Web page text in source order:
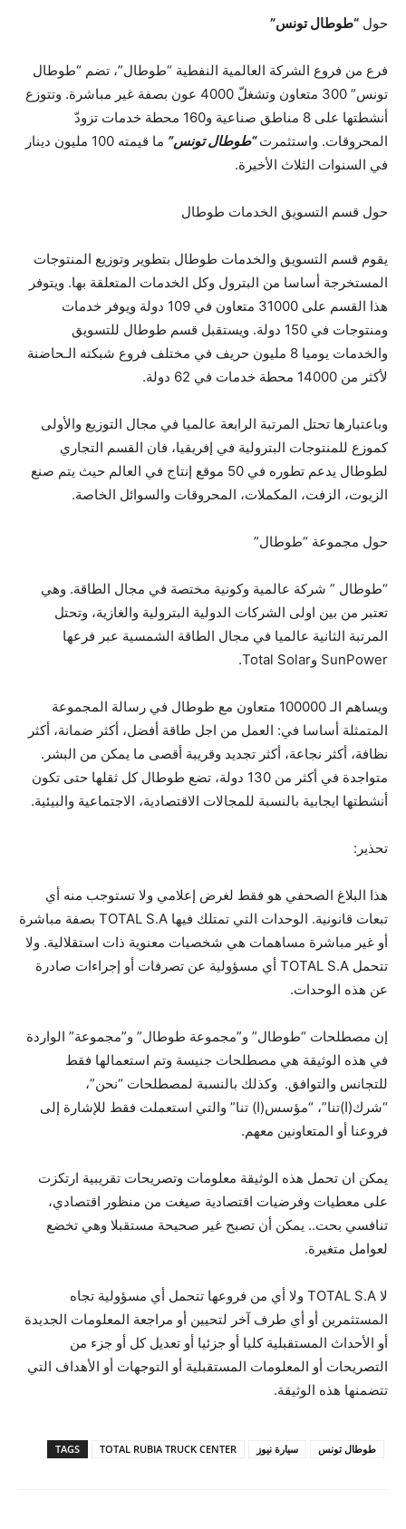
حول “طوطال تونس”
فرع من فروع الشركة العالمية النفطية “طوطال”، تضم “طوطال
تونس” 300 متعاون وتشغلّ 4000 عون بصفة غير مباشرة. وتتوزع
أنشطتها على 8 مناطق صناعية و160 محطة خدمات تزودّ
المحروقات. واستثمرت“طوطال تونس”
ما قيمته 100 مليون دينار
في السنوات الثلاث الأخيرة.
حول قسم التسويق الخدمات طوطال
يقوم قسم التسويق والخدمات طوطال بتطوير وتوزيع المنتوجات
المستخرجة أساسا من البترول وكل الخدمات المتعلقة بها. ويتوفر
هذا القسم على 31000 متعاون في 109 دولة ويوفر خدمات
ومنتوجات في 150 دولة. ويستقبل قسم طوطال للتسويق
والخدمات يوميا 8 مليون حريف في مختلف فروع شبكته الـحاضنة
لأكثر من 14000 محطة خدمات في 62 دولة.
وباعتبارها تحتل المرتبة الرابعة عالميا في مجال التوزيع والأولى
كموزع للمنتوجات البترولية في إفريقيا، فان القسم التجاري
لطوطال يدعم تطوره في 50 موقع إنتاج في العالم حيث يتم صنع
الزيوت، الزفت، المكملات، المحروقات والسوائل الخاصة.
حول مجموعة “طوطال”
“طوطال ” شركة عالمية وكونية مختصة في مجال الطاقة. وهي
تعتبر من بين اولى الشركات الدولية البترولية والغازية، وتحتل
المرتبة الثانية عالميا في مجال الطاقة الشمسية عبر فرعها
SunPower وTotal Solar.
ويساهم الـ 100000 متعاون مع طوطال في رسالة المجموعة
المتمثلة أساسا في: العمل من اجل طاقة أفضل، أكثر ضمانة، أكثر
نظافة، أكثر نجاعة، أكثر تجديد وقريبة أقصى ما يمكن من البشر.
متواجدة في أكثر من 130 دولة، تضع طوطال كل ثقلها حتى تكون
أنشطتها ايجابية بالنسبة للمجالات الاقتصادية، الاجتماعية والبيئية.
تحذير:
هذا البلاغ الصحفي هو فقط لغرض إعلامي ولا تستوجب منه أي
تبعات قانونية. الوحدات التي تمتلك فيها TOTAL S.A بصفة مباشرة
أو غير مباشرة مساهمات هي شخصيات معنوية ذات استقلالية. ولا
تتحمل TOTAL S.A أي مسؤولية عن تصرفات أو إجراءات صادرة
عن هذه الوحدات.
إن مصطلحات “طوطال” و”مجموعة طوطال” و”مجموعة” الواردة
في هذه الوثيقة هي مصطلحات جنيسة وتم استعمالها فقط
للتجانس والتوافق. وكذلك بالنسبة لمصطلحات “نحن”،
“شرك(ا)تنا”، “مؤسس(ا) تنا” والتي استعملت فقط للإشارة إلى
فروعنا أو المتعاونين معهم.
يمكن ان تحمل هذه الوثيقة معلومات وتصريحات تقريبية ارتكزت
على معطيات وفرضيات اقتصادية صيغت من منظور اقتصادي،
تنافسي بحت.. يمكن أن تصبح غير صحيحة مستقبلا وهي تخضع
لعوامل متغيرة.
لا TOTAL S.A ولا أي من فروعها تتحمل أي مسؤولية تجاه
المستثمرين أو أي طرف آخر لتحيين أو مراجعة المعلومات الجديدة
أو الأحداث المستقبلية كليا أو جزئيا أو تعديل كل أو جزء من
التصريحات أو المعلومات المستقبلية أو التوجهات أو الأهداف التي
تتضمنها هذه الوثيقة.
TAGS TOTAL RUBIA TRUCK CENTER سيارة نيوز طوطال تونس